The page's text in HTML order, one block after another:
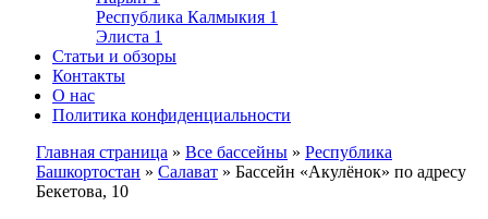
Республика Калмыкия 1
Элиста 1
Статьи и обзоры
Контакты
О нас
Политика конфиденциальности
Главная страница » Все бассейны » Республика
Башкортостан » Салават » Бассейн «Акулёнок» по адресу
Бекетова, 10